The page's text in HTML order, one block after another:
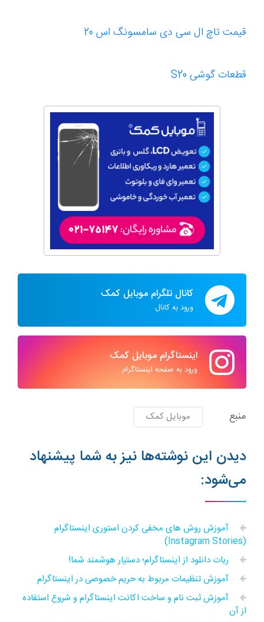
قیمت تاچ ال سی دی سامسونگ اس 20
قطعات گوشی S20
کانال تلگرام موبایل کمک
ورود به کانال
اینستاگرام موبایل کمک
ورود به صفحه اینستاگرام
منبع موبایل کمک
دیدن این نوشته‌ها نیز به شما پیشنهاد
می‌شود:
آموزش روش های مخفی کردن استوری اینستاگرام
(Instagram Stories)
ربات دانلود از اینستاگرام؛ دستیار هوشمند شما!
آموزش تنظیمات مربوط به حریم خصوصی در اینستاگرام
آموزش ثبت نام و ساخت اکانت اینستاگرام و شروع استفاده
از آن